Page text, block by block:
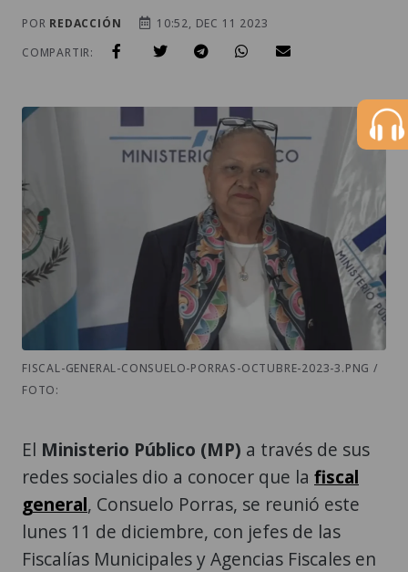
POR REDACCIÓN
10:52, DEC 11 2023
COMPARTIR:
FISCAL-GENERAL-CONSUELO-PORRAS-OCTUBRE-2023-3.PNG /
FOTO:
El Ministerio Público (MP) a través de sus
redes sociales dio a conocer que la fiscal
general, Consuelo Porras, se reunió este
lunes 11 de diciembre, con jefes de las
Fiscalías Municipales y Agencias Fiscales en